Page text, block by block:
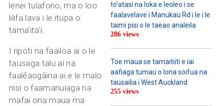
lenei tulafono, ma o loo
lilifa lava i le itupa o
tama’ita’i.
I ripoti na faailoa ai o le
tausaga talu ai na
faalēaogāina ai e le malo
nisi o faamanuiaga na
mafai ona maua ma
to’atasi na loka e leoleo i se
faalavelave i Manukau Rd i le i le
taimi pisi o le taeao analeila
286 views
Toe maua se tamaitiiti e iai
aafiaga tumau o lona soifua na
tausailia i West Auckland
255 views